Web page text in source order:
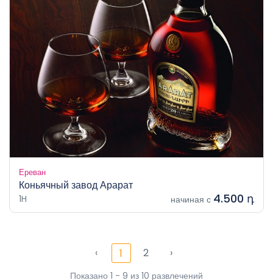
Ереван
Коньячный завод Арарат
1H начиная с 4.500 դ
‹ 1 2 ›
Показано 1 - 9 из 10 развлечений